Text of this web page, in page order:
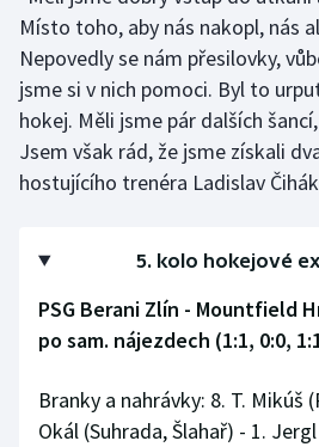
Místo toho, aby nás nakopl, nás
Nepovedly se nám přesilovky,
jsme si v nich pomoci. Byl to
hokej. Měli jsme pár dalších
Jsem však rád, že jsme získali
hostujícího trenéra Ladislav
5. kolo hokejové
PSG Berani Zlín - Mountfield
po sam. nájezdech (1:1, 0:0,
Branky a nahrávky: 8. T. Mikúš
Okál (Suhrada, Šlahař) - 1.